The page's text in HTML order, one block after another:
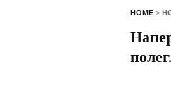
HOME>